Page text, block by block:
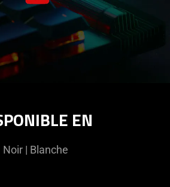
EN
Noir | Blanche